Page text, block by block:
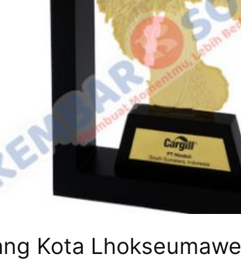
Kota Lhokseumawe